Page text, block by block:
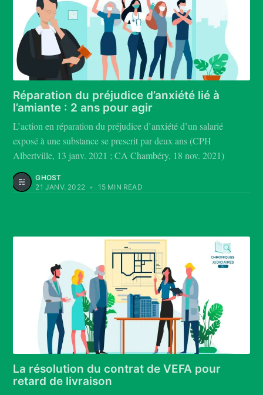
Réparation du préjudice d’anxiété lié à
l’amiante : 2 ans pour agir
L’action en réparation du préjudice d’anxiété d’un salarié
exposé à une substance se prescrit par deux ans (CPH
Albertville, 13 janv. 2021 ; CA Chambéry, 18 nov. 2021)
GHOST
21 JANV. 2022 • 15 MIN READ
La résolution du contrat de VEFA pour
retard de livraison